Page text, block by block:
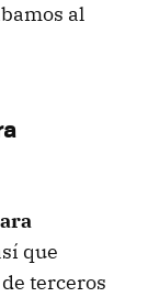
al
que
terceros